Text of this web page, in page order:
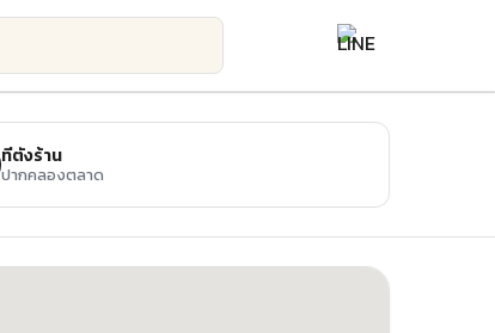
ที่ตั้งร้าน
ปากคลองตลาด